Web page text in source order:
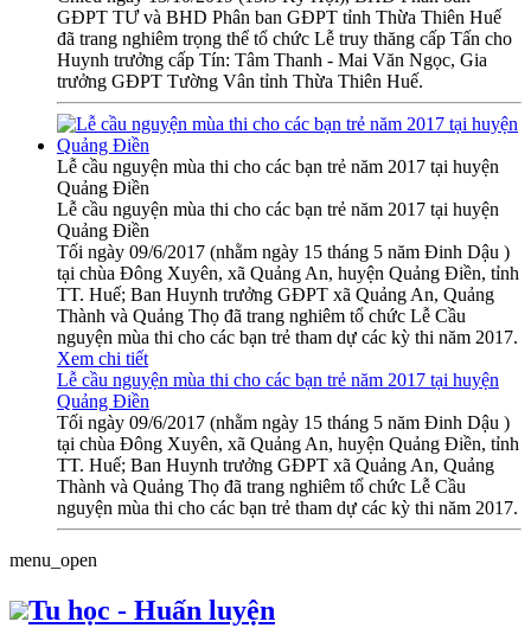
GĐPT TƯ và BHD Phân ban GĐPT tỉnh Thừa Thiên Huế
đã trang nghiêm trọng thể tổ chức Lễ truy thăng cấp Tấn cho
Huynh trưởng cấp Tín: Tâm Thanh - Mai Văn Ngọc, Gia
trưởng GĐPT Tường Vân tỉnh Thừa Thiên Huế.
Lễ cầu nguyện mùa thi cho các bạn trẻ năm 2017 tại huyện
Quảng Điền
Lễ cầu nguyện mùa thi cho các bạn trẻ năm 2017 tại huyện
Quảng Điền
Tối ngày 09/6/2017 (nhằm ngày 15 tháng 5 năm Đinh Dậu )
tại chùa Đông Xuyên, xã Quảng An, huyện Quảng Điền, tỉnh
TT. Huế; Ban Huynh trưởng GĐPT xã Quảng An, Quảng
Thành và Quảng Thọ đã trang nghiêm tổ chức Lễ Cầu
nguyện mùa thi cho các bạn trẻ tham dự các kỳ thi năm 2017.
Xem chi tiết
Lễ cầu nguyện mùa thi cho các bạn trẻ năm 2017 tại huyện
Quảng Điền
Tối ngày 09/6/2017 (nhằm ngày 15 tháng 5 năm Đinh Dậu )
tại chùa Đông Xuyên, xã Quảng An, huyện Quảng Điền, tỉnh
TT. Huế; Ban Huynh trưởng GĐPT xã Quảng An, Quảng
Thành và Quảng Thọ đã trang nghiêm tổ chức Lễ Cầu
nguyện mùa thi cho các bạn trẻ tham dự các kỳ thi năm 2017.
menu_open
Tu học - Huấn luyện